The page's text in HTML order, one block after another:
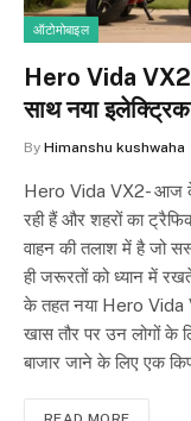
ऑटोमोबाइल
Hero Vida VX2:
साथ नया
By Himanshu kushwaha
Hero Vida VX2- आज के
रही हैं और शहरों का
वाहन की तलाश में है जो
ही जरूरतों को ध्यान में
के तहत नया Hero Vida
खास तौर पर उन लोगों के
बाजार जाने के लिए एक